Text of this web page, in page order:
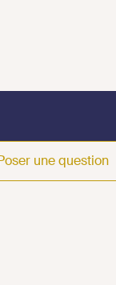
CONTACT
une question